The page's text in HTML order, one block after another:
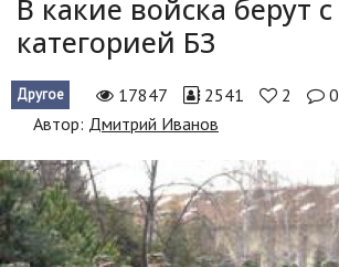
Экономика
Происшествия
Россия
Наука и техника
В какие войска берут с
категорией Б3
Другое 17847 2541 2
0
Автор: Дмитрий Иванов